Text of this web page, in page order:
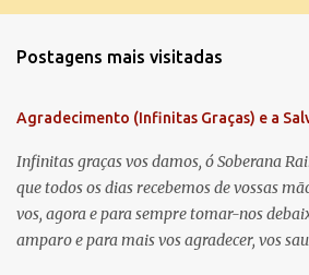
e
t
á
r
i
o
Postagens mais visitadas
Agradecimento (Infinitas Graças) e a
Infinitas graças vos damos, ó Soberana
que todos os dias recebemos de vossas
vos, agora e para sempre tomar-nos
amparo e para mais vos agradecer, vos